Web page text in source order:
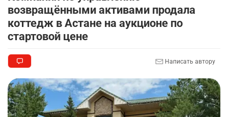
возвращёнными активами продала
коттедж в Астане на аукционе по
стартовой цене
Написать автору